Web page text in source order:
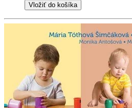
Vložiť do košíka